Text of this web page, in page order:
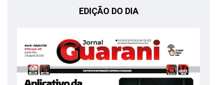
EDIÇÃO DO DIA